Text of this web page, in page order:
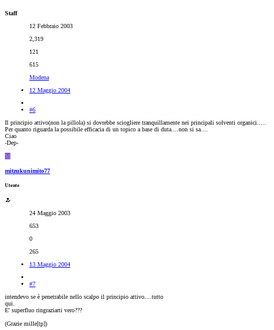
Staff
12 Febbraio 2003
2,319
121
615
Modena
12 Maggio 2004
#6
Il principio attivo(non la pillola) si dovrebbe sciogliere tranquillamente nei principali solventi organici.....
Per quanto riguarda la possibile efficacia di un topico a base di duta....non si sa....
Ciao
-Dep-
M
mitzukunimito77
Utente
24 Maggio 2003
653
0
265
13 Maggio 2004
#7
intendevo se è penetrabile nello scalpo il principio attivo....tutto
qui.
E' superfluo ringraziarti vero???
(Grazie mille[tp])